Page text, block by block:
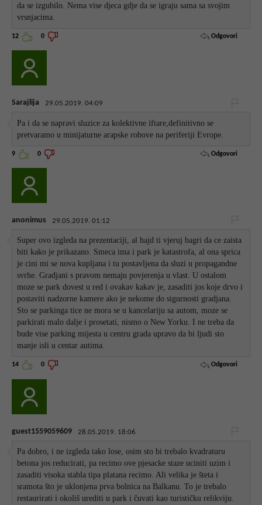
da se izgubilo. Nema vise djeca gdje da se igraju sama sa svojim
vrsnjacima.
12 0 Odgovori
Sarajlija 29.05.2019. 04:09
Pa i da se napravi sluzice za kolektivne iftare,definitivno se
pretvaramo u minijaturne arapske robove na periferiji Evrope.
9 0 Odgovori
anonimus 29.05.2019. 01:12
Super ovo izgleda na prezentaciji, al hajd ti vjeruj bagri da ce zaista
biti kako je prikazano. Smeca ima i park je katastrofa, al ona sprica
je cini mi se nova kupljana i tu postavljena da sluzi u propagandne
svrhe. Gradjani s pravom nemaju povjerenja u vlast. U ostalom
moze se park dovest u red i ovakav kakav je, zasaditi jos koje drvo i
postaviti nadzorne kamere ako je nekome do sigurnosti gradjana.
Sto se parkinga tice ne mora se u kancelariju sa autom, moze se
parkirati malo dalje i prosetati, nismo o New Yorku. I ne treba da
bude vise parking mijesta u centru grada upravo da bi ljudi sto
manje isli u centar autima.
14 0 Odgovori
guest1559059609 28.05.2019. 18:06
Pa dobro, i ne izgleda tako lose, osim sto bi trebalo kvadraturu
betona jos reducirati, pa recimo ove pjesacke staze uciniti uzim i
zasaditi visoka stabla tipa platana recimo. Ali velika je šteta i
sramota što je uklonjena prva bolnica na Balkanu. To je trebalo
restaurirati i okoliš urediti u park i čuvati kao turističku relikviju.